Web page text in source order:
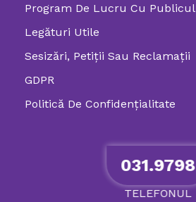
Program De Lucru Cu Publicul
Legături Utile
Sesizări, Petiţii Sau Reclamații
GDPR
Politică De Confidenţialitate
031.9798
TELEFONUL